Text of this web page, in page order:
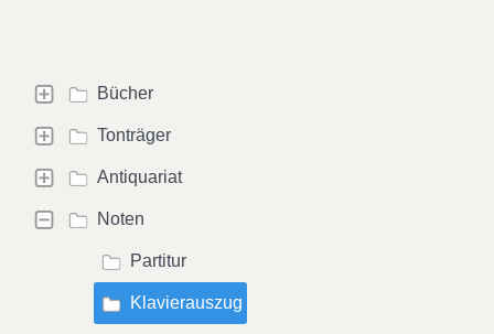
Bücher
Tonträger
Antiquariat
Noten
Partitur
Klavierauszug